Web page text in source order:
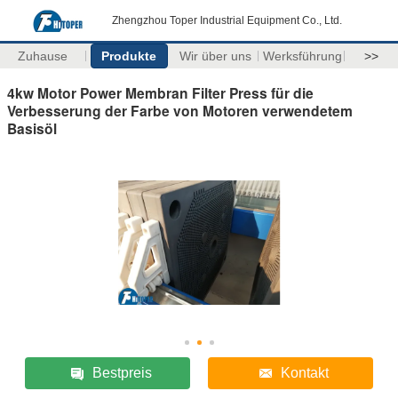
Zhengzhou Toper Industrial Equipment Co., Ltd.
Zuhause Produkte Wir über uns Werksführung >>
4kw Motor Power Membran Filter Press für die
Verbesserung der Farbe von Motoren verwendetem
Basisöl
Bestpreis Kontakt